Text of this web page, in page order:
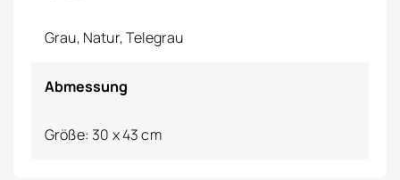
Grau, Natur, Telegrau
Abmessung
Größe: 30 x 43 cm